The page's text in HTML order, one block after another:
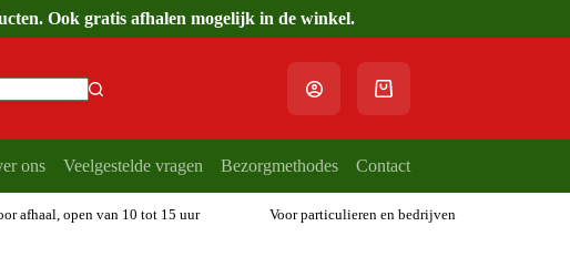
Ook gratis afhalen mogelijk in de winkel.
Winkelwagen
ons Veelgestelde vragen Bezorgmethodes Contact
afhaal, open van 10 tot 15 uur Voor particulieren en bedrijven